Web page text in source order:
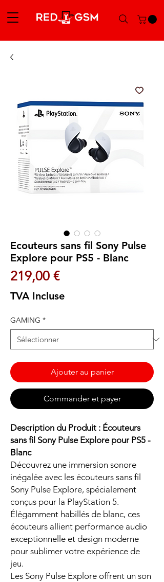
Ecouteurs sans fil Sony Pulse
Explore pour PS5 - Blanc
219,00 €Prix
TVA Incluse
GAMING *
Ajouter au panier
Commander et payer
Description du Produit : Écouteurs
sans fil Sony Pulse Explore pour PS5 -
Blanc
Découvrez une immersion sonore
inégalée avec les écouteurs sans fil
Sony Pulse Explore, spécialement
conçus pour la PlayStation 5.
Élégamment habillés de blanc, ces
écouteurs allient performance audio
exceptionnelle et design moderne
pour sublimer votre expérience de
jeu.
Les Sony Pulse Explore offrent un son